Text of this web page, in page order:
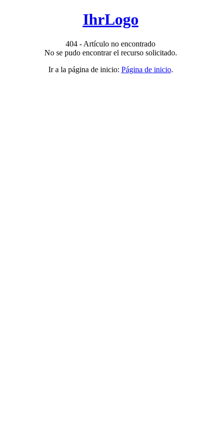
IhrLogo
404 - Artículo no encontrado
No se pudo encontrar el recurso solicitado.
Ir a la página de inicio: Página de inicio.